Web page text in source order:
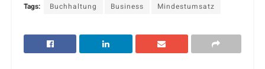
Tags: Buchhaltung Business Mindestumsatz